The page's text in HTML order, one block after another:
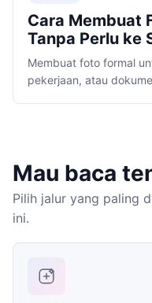
Cara Membuat
Tanpa Perlu ke
Membuat foto formal
pekerjaan, atau
Mau baca
Pilih jalur yang paling
ini.